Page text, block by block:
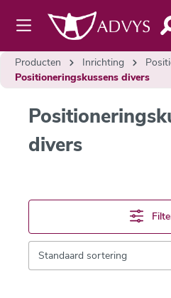
hoofdinhoud
Producten Inrichting
Positioneringskussens divers
divers